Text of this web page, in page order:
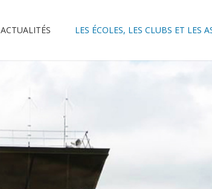
ACTUALITÉS LES ÉCOLES, LES CLUBS ET LES